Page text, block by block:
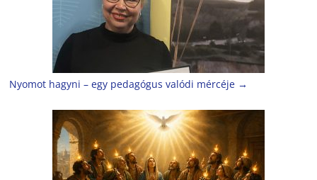
Nyomot hagyni – egy pedagógus valódi mércéje →